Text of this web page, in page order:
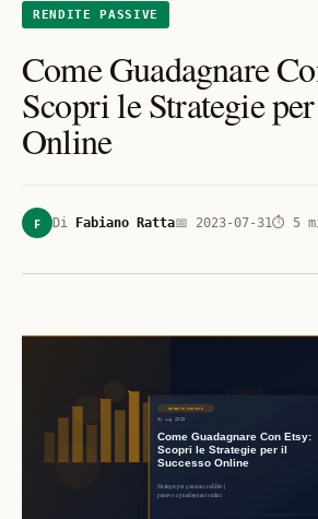
RENDITE PASSIVE
Come Guadagnare
Scopri le Strategie
Online
F Di Fabiano Ratta📅 2023-07-31⏱ 5